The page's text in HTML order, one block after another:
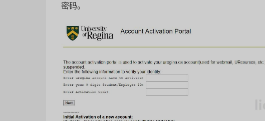
密码。